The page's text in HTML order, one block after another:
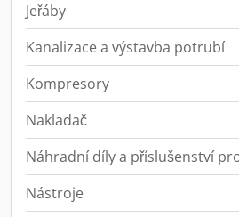
Jeřáby
Kanalizace a výstavba potrubí
Kompresory
Nakladač
Náhradní díly a příslušenství
Nástroje